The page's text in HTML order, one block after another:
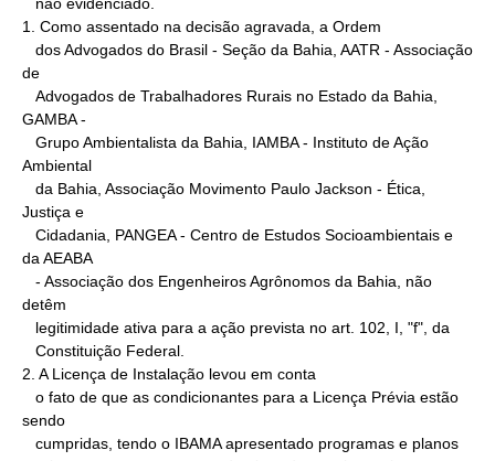
1. Como assentado na decisão agravada, a Ordem
de
GAMBA -
Ambiental
Justiça e
da AEABA
detêm
2. A Licença de Instalação levou em conta
sendo